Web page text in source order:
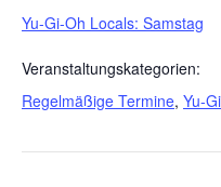
Yu-Gi-Oh Locals: Samstag
Veranstaltungskategorien:
Regelmäßige Termine, Yu-